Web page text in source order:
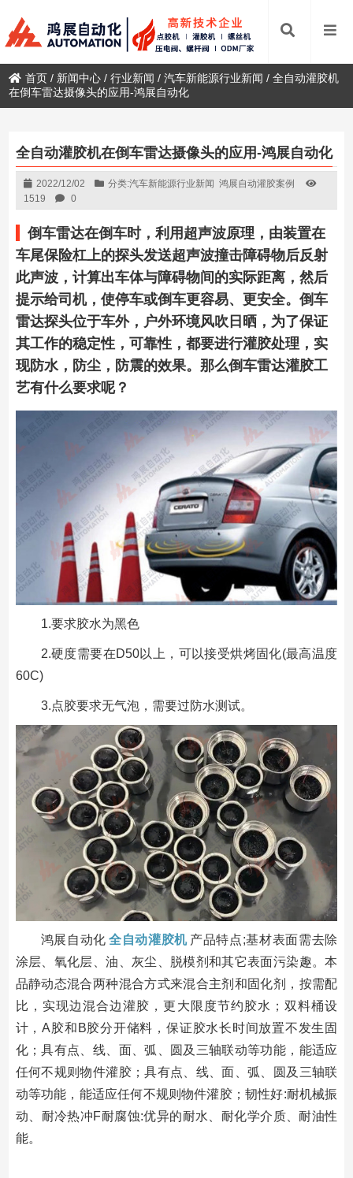
首页 / 新闻中心 /行业新闻 /汽车新能源行业新闻 /全自动灌胶机
在倒车雷达摄像头的应用-鸿展自动化
全自动灌胶机在倒车雷达摄像头的应用-鸿展自动化
2022/12/02 分类:汽车新能源行业新闻 鸿展自动灌胶案例
1519
0
倒车雷达在倒车时，利用超声波原理，由装置在
车尾保险杠上的探头发送超声波撞击障碍物后反射
此声波，计算出车体与障碍物间的实际距离，然后
提示给司机，使停车或倒车更容易、更安全。倒车
雷达探头位于车外，户外环境风吹日晒，为了保证
其工作的稳定性，可靠性，都要进行灌胶处理，实
现防水，防尘，防震的效果。那么倒车雷达灌胶工
艺有什么要求呢？
1.要求胶水为黑色
2.硬度需要在D50以上，可以接受烘烤固化(最高温度
60C)
3.点胶要求无气泡，需要过防水测试。
鸿展自动化 全自动灌胶机 产品特点;基材表面需去除
涂层、氧化层、油、灰尘、脱模剂和其它表面污染趣。本
品静动态混合两种混合方式来混合主剂和固化剂，按需配
比，实现边混合边灌胶，更大限度节约胶水；双料桶设
计，A胶和B胶分开储料，保证胶水长时间放置不发生固
化；具有点、线、面、弧、圆及三轴联动等功能，能适应
任何不规则物件灌胶；具有点、线、面、弧、圆及三轴联
动等功能，能适应任何不规则物件灌胶；韧性好:耐机械振
动、耐冷热冲F耐腐蚀:优异的耐水、耐化学介质、耐油性
能。